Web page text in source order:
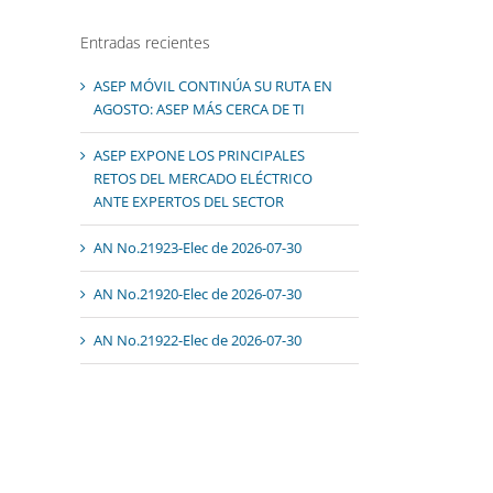
Entradas recientes
ASEP MÓVIL CONTINÚA SU RUTA EN
AGOSTO: ASEP MÁS CERCA DE TI
ASEP EXPONE LOS PRINCIPALES
RETOS DEL MERCADO ELÉCTRICO
ANTE EXPERTOS DEL SECTOR
AN No.21923-Elec de 2026-07-30
AN No.21920-Elec de 2026-07-30
AN No.21922-Elec de 2026-07-30